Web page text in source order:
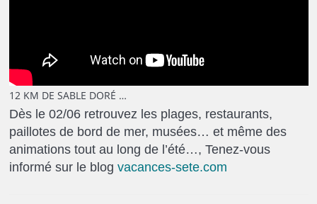
12 KM DE SABLE DORÉ …
Dès le 02/06 retrouvez les plages, restaurants,
paillotes de bord de mer, musées… et même des
animations tout au long de l’été…, Tenez-vous
informé sur le blog vacances-sete.com